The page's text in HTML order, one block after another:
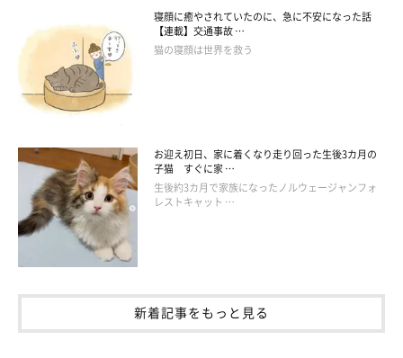
寝顔に癒やされていたのに、急に不安になった話
【連載】交通事故 …
猫の寝顔は世界を救う
お迎え初日、家に着くなり走り回った生後3カ月の
子猫 すぐに家 …
生後約3カ月で家族になったノルウェージャンフォ
レストキャット …
新着記事をもっと見る